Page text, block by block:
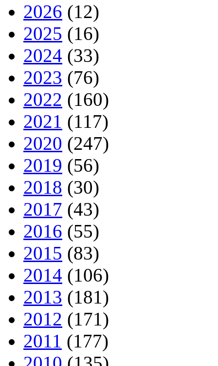
2026 (12)
2025 (16)
2024 (33)
2023 (76)
2022 (160)
2021 (117)
2020 (247)
2019 (56)
2018 (30)
2017 (43)
2016 (55)
2015 (83)
2014 (106)
2013 (181)
2012 (171)
2011 (177)